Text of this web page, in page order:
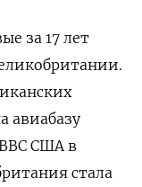
за 17 лет
авиабазу
США в
стала